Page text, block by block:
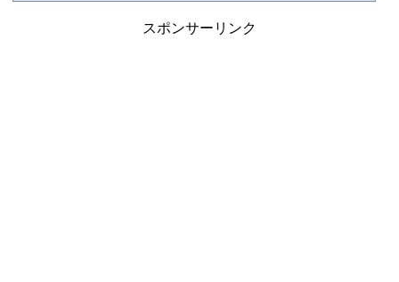
プトン・バイ・ヒルトン・ドレスデン・シティセンターがあります。ヒルトンブランド
スポンサーリンク